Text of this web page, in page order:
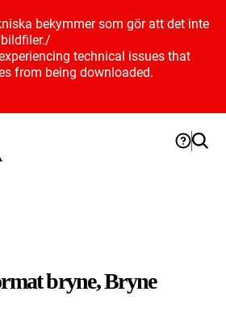
bekymmer som gör att det inte
/
technical issues that
from being downloaded.
bryne, Bryne